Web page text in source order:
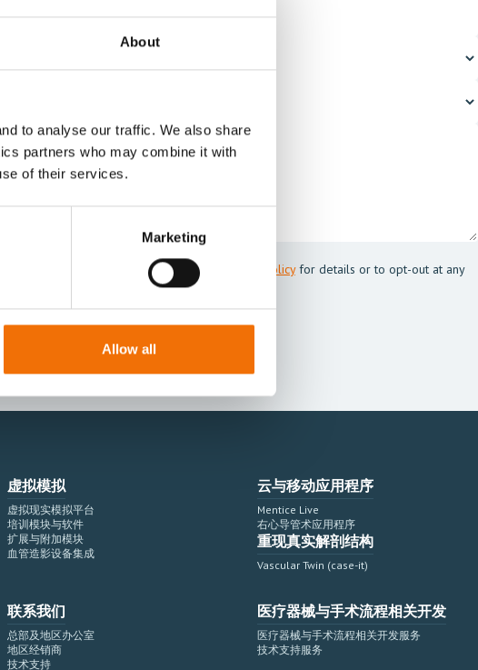
About
to analyse our traffic. We also share
partners who may combine it with
of their services.
Marketing
Allow all
process my personal data. See our
Privacy Policyfor details or to opt-out at any
虚拟模拟
虚拟现实模拟平台
培训模块与软件
扩展与附加模块
血管造影设备集成
云与移动应用程序
Mentice Live
右心导管术应用程序
重现真实解剖结构
Vascular Twin (case-it)
联系我们
总部及地区办公室
地区经销商
技术支持
医疗器械与手术流程相关开发
医疗器械与手术流程相关开发服务
技术支持服务